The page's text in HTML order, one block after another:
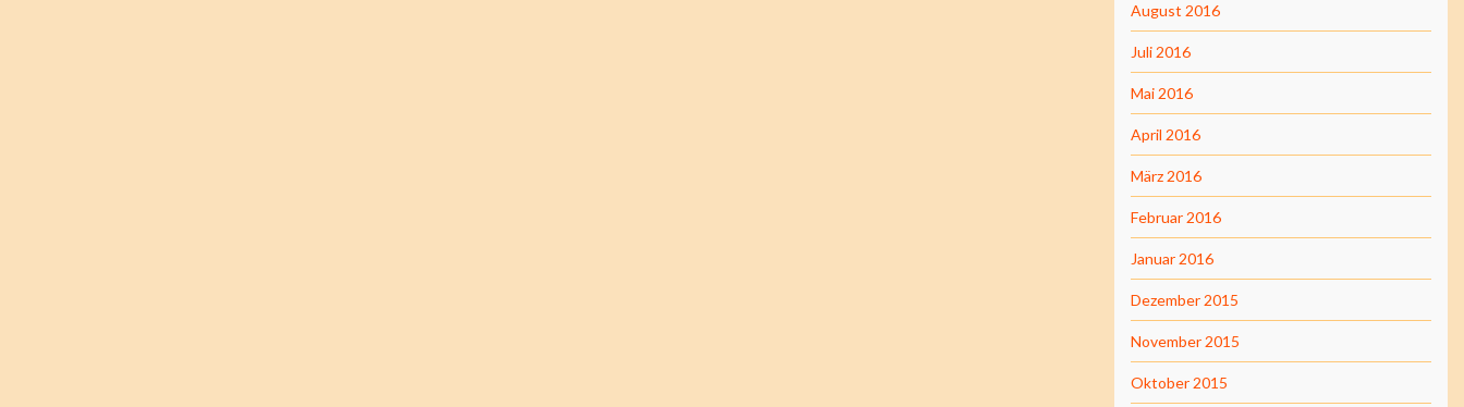
August 2016
Juli 2016
Mai 2016
April 2016
März 2016
Februar 2016
Januar 2016
Dezember 2015
November 2015
Oktober 2015